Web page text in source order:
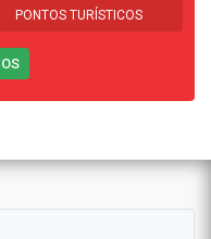
PONTOS TURÍSTICOS